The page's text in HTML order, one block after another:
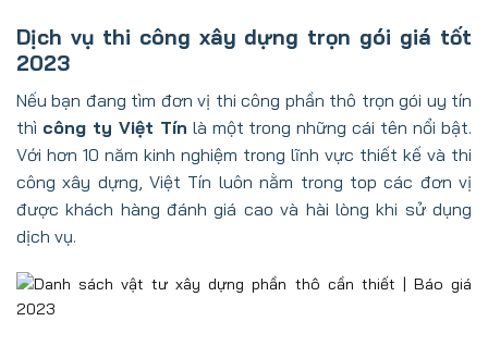
Dịch vụ thi công xây dựng trọn gói giá tốt
2023
Nếu bạn đang tìm đơn vị thi công phần thô trọn gói uy tín
thì công ty Việt Tín là một trong những cái tên nổi bật.
Với hơn 10 năm kinh nghiệm trong lĩnh vực thiết kế và thi
công xây dựng, Việt Tín luôn nằm trong top các đơn vị
được khách hàng đánh giá cao và hài lòng khi sử dụng
dịch vụ.